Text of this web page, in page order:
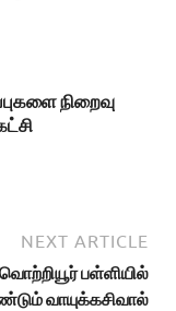
நிறைவு
NEXT ARTICLE
பள்ளியில்
வாயுக்கசிவால்